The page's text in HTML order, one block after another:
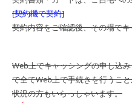
[契約機で契約]
契約内容をご確認後、その場で
Web上でキャッシングの申し込
で全てWeb上で手続きを行うこ
状況の方もいらっしゃいます。